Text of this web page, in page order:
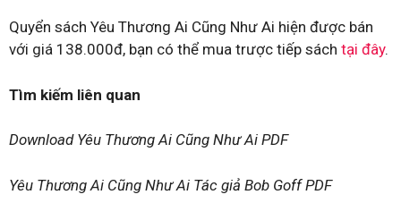
Quyển sách Yêu Thương Ai Cũng Như Ai hiện được bán
với giá 138.000đ, bạn có thể mua trược tiếp sách tại đây.
Tìm kiếm liên quan
Download Yêu Thương Ai Cũng Như Ai PDF
Yêu Thương Ai Cũng Như Ai Tác giả Bob Goff PDF